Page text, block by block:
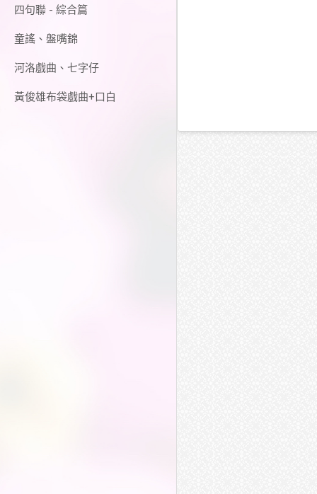
四句聯 - 綜合篇
童謠、盤嘴錦
河洛戲曲、七字仔
黃俊雄布袋戲曲+口白